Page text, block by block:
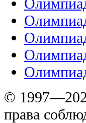
©
права